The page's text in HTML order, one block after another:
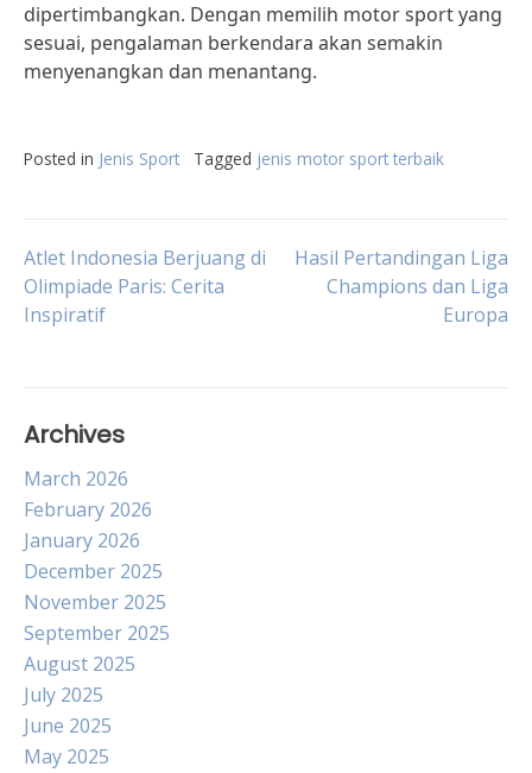
dipertimbangkan. Dengan memilih motor sport yang
sesuai, pengalaman berkendara akan semakin
menyenangkan dan menantang.
Posted in Jenis Sport Tagged jenis motor sport terbaik
Post
navigation
Atlet Indonesia Berjuang di
Olimpiade Paris: Cerita
Inspiratif
Hasil Pertandingan Liga
Champions dan Liga
Europa
Archives
March 2026
February 2026
January 2026
December 2025
November 2025
September 2025
August 2025
July 2025
June 2025
May 2025